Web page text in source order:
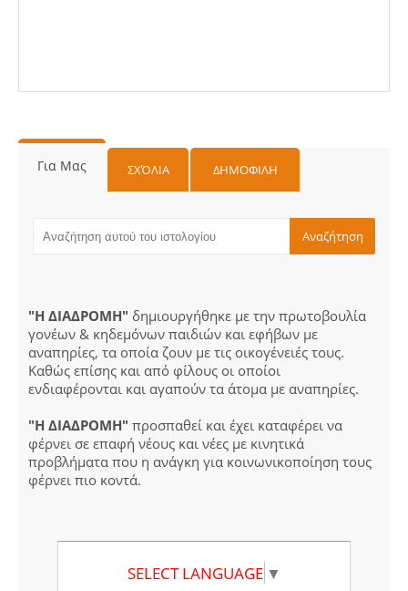
Για Μας ΣΧΌΛΙΑ ΔΗΜΟΦΙΛΗ
"Η ΔΙΑΔΡΟΜΗ" δημιουργήθηκε με την πρωτοβουλία
γονέων & κηδεμόνων παιδιών και εφήβων με
αναπηρίες, τα οποία ζουν με τις οικογένειές τους.
Καθώς επίσης και από φίλους οι οποίοι
ενδιαφέρονται και αγαπούν τα άτομα με αναπηρίες.
"Η ΔΙΑΔΡΟΜΗ" προσπαθεί και έχει καταφέρει να
φέρνει σε επαφή νέους και νέες με κινητικά
προβλήματα που η ανάγκη για κοινωνικοποίηση τους
φέρνει πιο κοντά.
SELECT LANGUAGE ▼